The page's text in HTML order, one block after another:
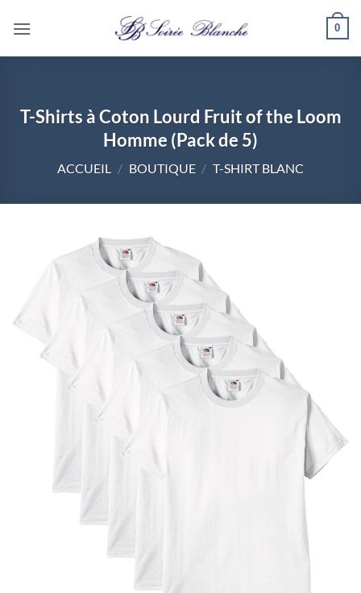
0
T-Shirts à Coton Lourd Fruit of the Loom
Homme (Pack de 5)
ACCUEIL / BOUTIQUE / T-SHIRT BLANC